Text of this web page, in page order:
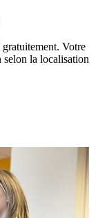
Votre
selon la localisation